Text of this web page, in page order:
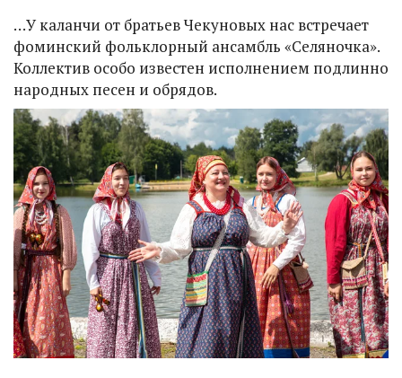
…У каланчи от братьев Чекуновых нас встречает
фоминский фольклорный ансамбль «Селяночка».
Коллектив особо известен исполнением подлинно
народных песен и обрядов.